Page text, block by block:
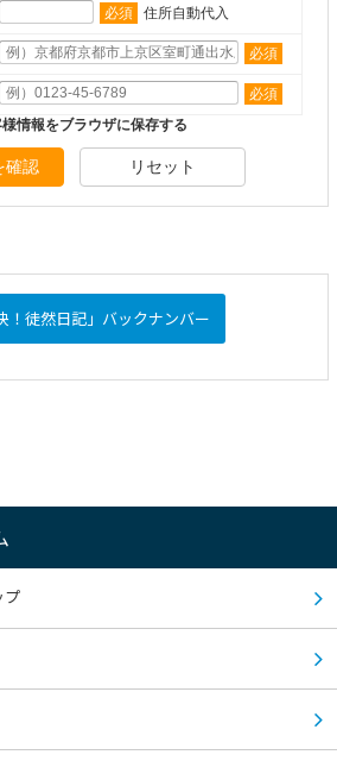
必須 住所自動代入
必須
必須
様情報をブラウザに保存する
確認 リセット
！徒然日記」バックナンバー
プ